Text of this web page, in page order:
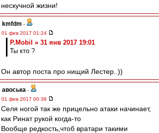
нескучной жизни!
kmfdm -
01 фев 2017 01:24
P.Mobil » 31 янв 2017 19:01
Ты кто ?
Он автор поста про нищий Лестер..))
авоська -
01 фев 2017 00:38
Селя ногой так же прицельно атаки начинает,
как Ринат рукой когда-то
Вообще редкость,чтоб вратари такими